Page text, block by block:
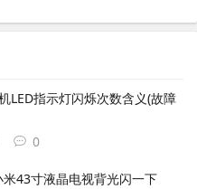
LED指示灯闪烁次数含义(故障
0
43寸液晶电视背光闪一下